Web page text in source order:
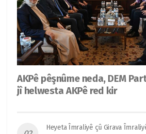
AKPê pêşnûme neda, DEM
jî helwesta AKPê red kir
Heyeta Îmraliyê çû Girava